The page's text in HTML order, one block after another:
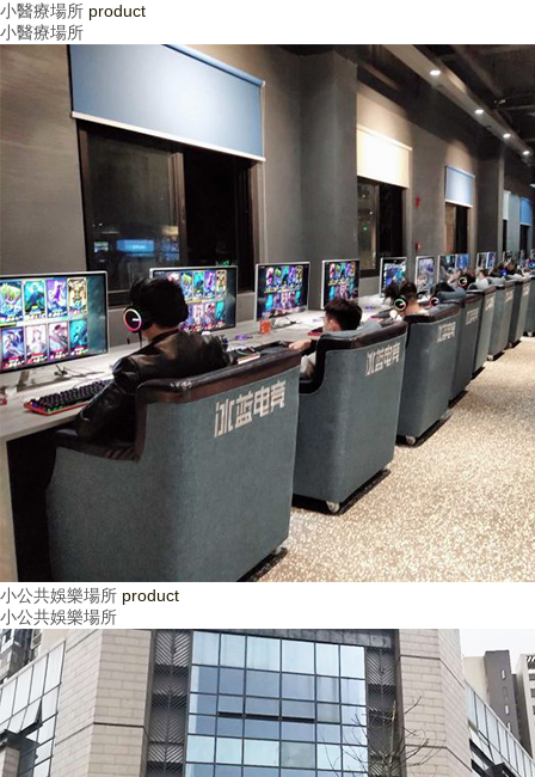
小醫療場所 product
小醫療場所
小公共娛樂場所 product
小公共娛樂場所